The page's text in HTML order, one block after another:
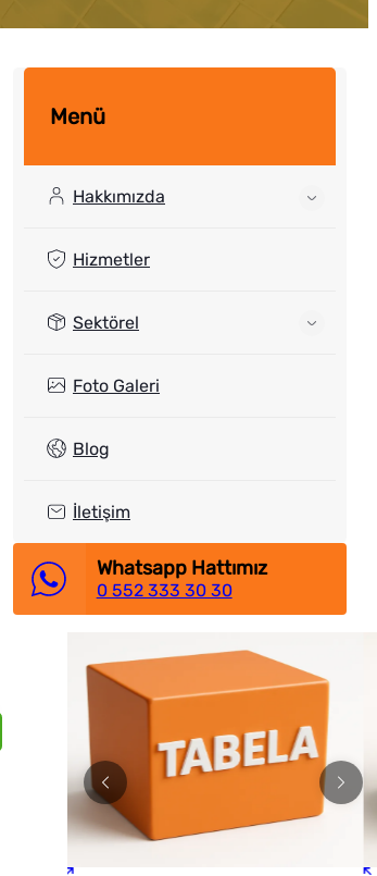
Menü
Hakkımızda
Hizmetler
Sektörel
Foto Galeri
Blog
İletişim
Whatsapp Hattımız
0 552 333 30 30